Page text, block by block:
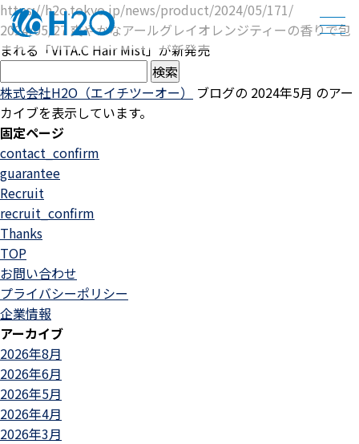
https://h2o.tokyo.jp/news/product/2024/05/171/
2024/05/27 爽やかなアールグレイオレンジティーの香りで包
まれる「VITA.C Hair Mist」が新発売
索:
株式会社H2O（エイチツーオー）
ブログの 2024年5月 のアー
カイブを表示しています。
固定ページ
contact_confirm
guarantee
Recruit
recruit_confirm
Thanks
TOP
お問い合わせ
プライバシーポリシー
企業情報
アーカイブ
2026年8月
2026年6月
2026年5月
2026年4月
2026年3月